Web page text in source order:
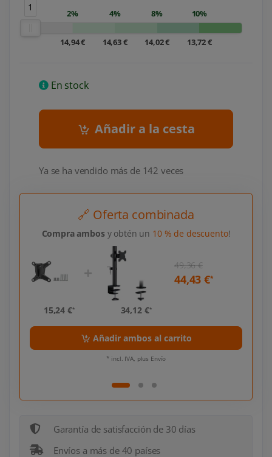
1
2%
14,94 €
4%
14,63 €
8%
14,02 €
10%
13,72 €
En stock
Añadir a la cesta
Ya se ha vendido más de 142 veces
🔗 Oferta combinada
Compra ambosy obtén un 10 % de descuento!
49,36 €
44,43 €*
15,24 €* 34,12 €*
Añadir ambos al carrito
* incl. IVA, plus Envío
Garantía de satisfacción de 30 días
Envíos a más de 40 países